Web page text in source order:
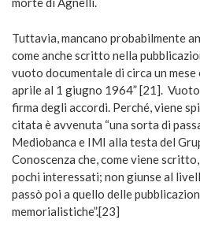
Tuttavia, mancano probabilmente
come anche scritto nella
vuoto documentale di circa un mese
aprile al 1 giugno 1964” [21].
firma degli accordi. Perché, viene
citata è avvenuta “una sorta di
Mediobanca e IMI alla testa del
Conoscenza che, come viene
pochi interessati; non giunse al
passò poi a quello delle
memorialistiche”.[23]